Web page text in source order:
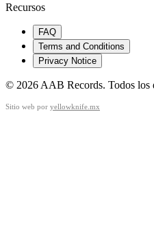
Recursos
FAQ
Terms and Conditions
Privacy Notice
© 2026 AAB Records. Todos los
Sitio web por yellowknife.mx